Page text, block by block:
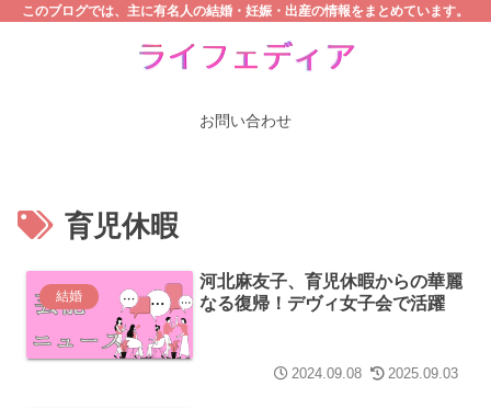
このブログでは、主に有名人の結婚・妊娠・出産の情報をまとめています。
お問い合わせ
育児休暇
結婚
河北麻友子、育児休暇からの華麗
なる復帰！デヴィ女子会で活躍
2024.09.08 2025.09.03